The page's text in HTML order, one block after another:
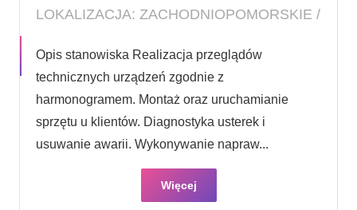
LOKALIZACJA: ZACHODNIOPOMORSKIE /
Opis stanowiska Realizacja przeglądów
technicznych urządzeń zgodnie z
harmonogramem. Montaż oraz uruchamianie
sprzętu u klientów. Diagnostyka usterek i
usuwanie awarii. Wykonywanie napraw...
Więcej